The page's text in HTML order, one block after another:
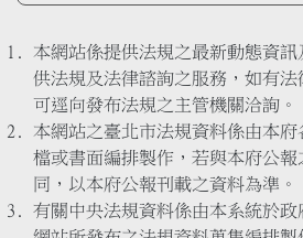
本網站係提供法規之最新動態資
供法規及法律諮詢之服務，如有
可逕向發布法規之主管機關洽詢。
本網站之臺北市法規資料係由本
檔或書面編排製作，若與本府公報
同，以本府公報刊載之資料為準。
有關中央法規資料係由本系統於政